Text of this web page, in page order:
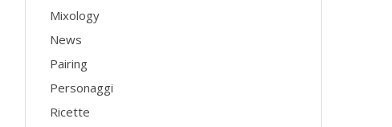
Mixology
News
Pairing
Personaggi
Ricette